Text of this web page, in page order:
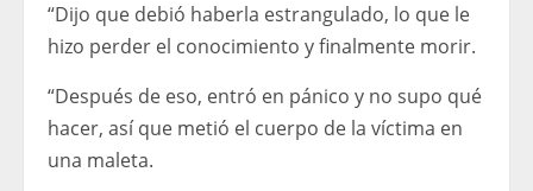
“Dijo que debió haberla estrangulado, lo que le
hizo perder el conocimiento y finalmente morir.
“Después de eso, entró en pánico y no supo qué
hacer, así que metió el cuerpo de la víctima en
una maleta.